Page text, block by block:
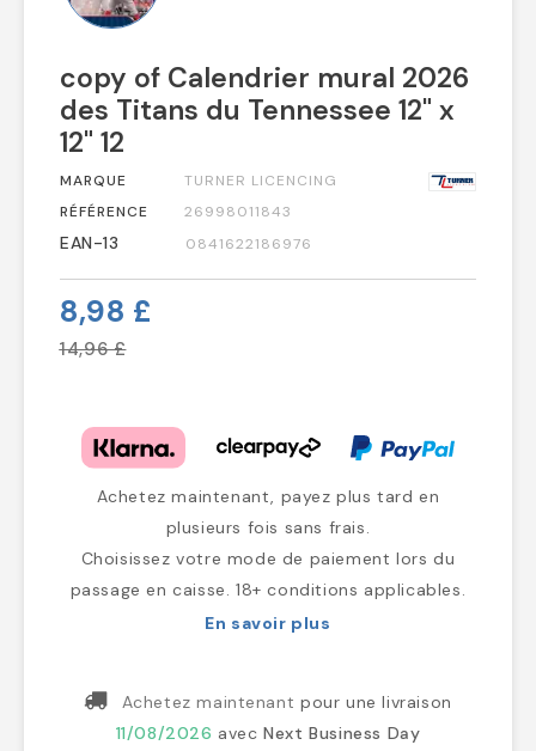
copy of Calendrier mural 2026
des Titans du Tennessee 12" x
12" 12
MARQUE
TURNER LICENCING
RÉFÉRENCE
26998011843
EAN-13 0841622186976
8,98 £
14,96 £
Achetez maintenant, payez plus tard en
plusieurs fois sans frais.
Choisissez votre mode de paiement lors du
passage en caisse. 18+ conditions applicables.
En savoir plus
Achetez maintenant pour une livraison
11/08/2026 avecNext Business Day